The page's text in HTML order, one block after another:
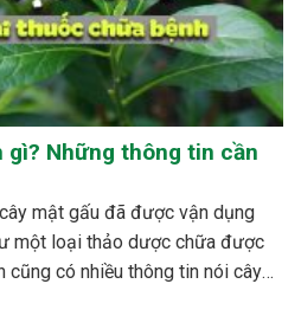
gì? Những thông tin cần
mật gấu đã được vận dụng
một loại thảo dược chữa được
cũng có nhiều thông tin nói cây